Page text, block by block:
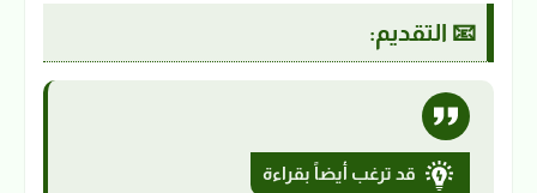
📧 التقديم:
قد ترغب أيضاً بقراءة